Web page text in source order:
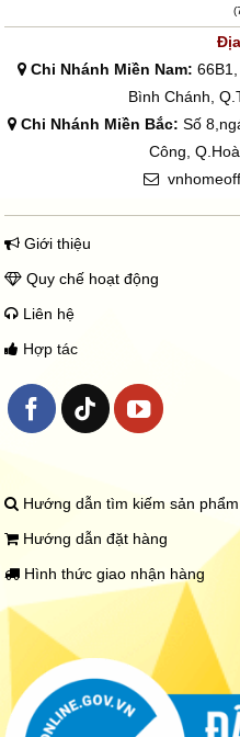
t
9
5
.
0
0
₫
đ
n
Chi Nhánh Miền Nam:
Bình Chánh,
Chi Nhánh Miền Bắc: Số
Công,
Giới thiệu
Quy chế hoạt động
Liên hệ
Hợp tác
Hướng dẫn tìm kiếm sản phẩm
Hướng dẫn đặt hàng
Hình thức giao nhận hàng